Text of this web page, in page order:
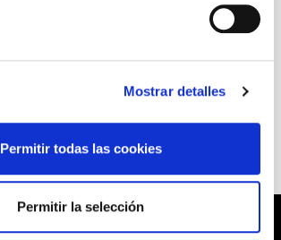
Mostrar detalles
Permitir todas las cookies
Permitir la selección